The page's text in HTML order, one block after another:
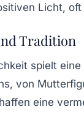
Licht,
Tradition
spielt
von
eine